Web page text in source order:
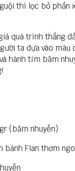
thì lọc bỏ phần
quá trình thắng
ta dựa vào màu
hành tím băm
(băm nhuyễn)
bánh Flan thơm